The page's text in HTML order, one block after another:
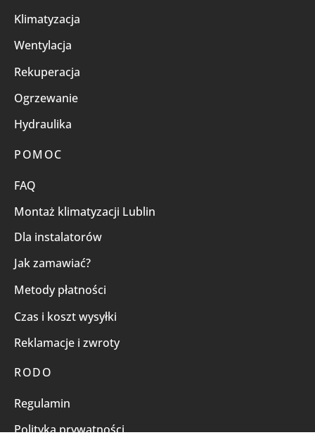
Klimatyzacja
Wentylacja
Rekuperacja
Ogrzewanie
Hydraulika
POMOC
FAQ
Montaż klimatyzacji Lublin
Dla instalatorów
Jak zamawiać?
Metody płatności
Czas i koszt wysyłki
Reklamacje i zwroty
RODO
Regulamin
Polityka prywatności